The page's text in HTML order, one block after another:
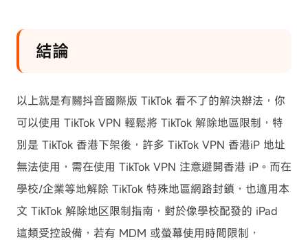
結論
以上就是有關抖音國際版 TikTok 看不了的解決辦法，你
可以使用 TikTok VPN 輕鬆將 TikTok 解除地區限制，特
別是 TikTok 香港下架後，許多 TikTok VPN 香港iP 地址
無法使用，需在使用 TikTok VPN 注意避開香港 iP。而在
學校/企業等地解除 TikTok 特殊地區網路封鎖，也適用本
文 TikTok 解除地区限制指南，對於像學校配發的 iPad
這類受控設備，若有 MDM 或螢幕使用時間限制，